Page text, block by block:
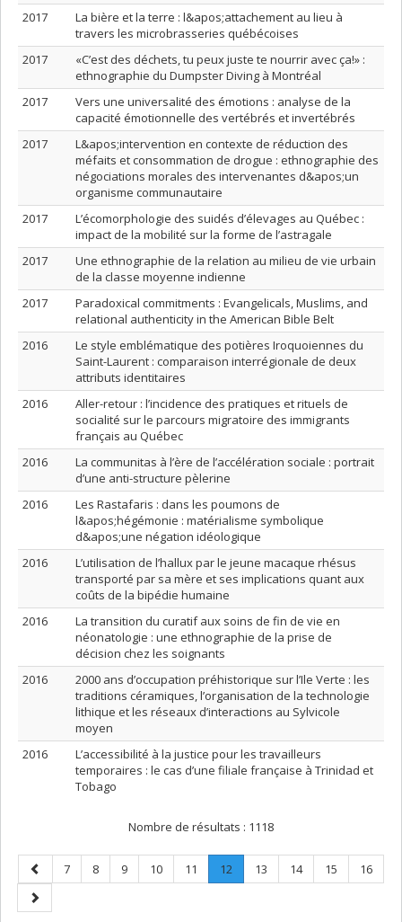
2017
La bière et la terre : l&apos;attachement au lieu à
travers les microbrasseries québécoises
2017
«C’est des déchets, tu peux juste te nourrir avec ça!» :
ethnographie du Dumpster Diving à Montréal
2017
Vers une universalité des émotions : analyse de la
capacité émotionnelle des vertébrés et invertébrés
2017
L&apos;intervention en contexte de réduction des
méfaits et consommation de drogue : ethnographie des
négociations morales des intervenantes d&apos;un
organisme communautaire
2017
L’écomorphologie des suidés d’élevages au Québec :
impact de la mobilité sur la forme de l’astragale
2017
Une ethnographie de la relation au milieu de vie urbain
de la classe moyenne indienne
2017
Paradoxical commitments : Evangelicals, Muslims, and
relational authenticity in the American Bible Belt
2016
Le style emblématique des potières Iroquoiennes du
Saint-Laurent : comparaison interrégionale de deux
attributs identitaires
2016
Aller-retour : l’incidence des pratiques et rituels de
socialité sur le parcours migratoire des immigrants
français au Québec
2016
La communitas à l’ère de l’accélération sociale : portrait
d’une anti-structure pèlerine
2016
Les Rastafaris : dans les poumons de
l&apos;hégémonie : matérialisme symbolique
d&apos;une négation idéologique
2016
L’utilisation de l’hallux par le jeune macaque rhésus
transporté par sa mère et ses implications quant aux
coûts de la bipédie humaine
2016
La transition du curatif aux soins de fin de vie en
néonatologie : une ethnographie de la prise de
décision chez les soignants
2016
2000 ans d’occupation préhistorique sur l’Ile Verte : les
traditions céramiques, l’organisation de la technologie
lithique et les réseaux d’interactions au Sylvicole
moyen
2016
L’accessibilité à la justice pour les travailleurs
temporaires : le cas d’une filiale française à Trinidad et
Tobago
Nombre de résultats : 1118
Page
précédente
Page
7 Page
8 Page
9 Page
10 Page
11 Page
12
Page
Page
13 Page
14 Page
15 Page
16
Page
suivante